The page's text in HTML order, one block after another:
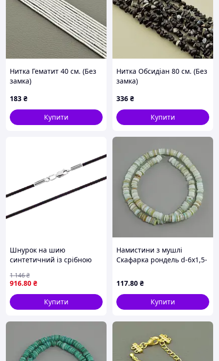
Нитка Гематит 40 см. (Без
замка)
183 ₴
Купити
Нитка Обсидіан 80 см. (Без
замка)
336 ₴
Купити
Шнурок на шию
синтетичний із срібною
916.80 ₴
1 146₴
Купити
Намистини з мушлі
Скафарка рондель d-6х1,5-
117.80 ₴
Купити